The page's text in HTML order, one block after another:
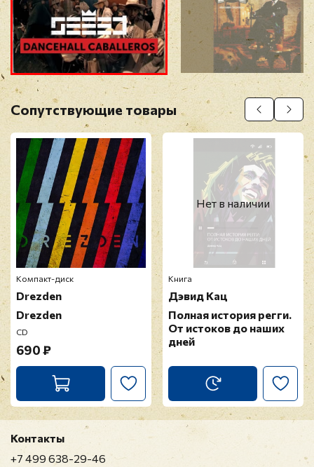
Прикрепить фото
Оставить отзыв
Перед публикацией отзывы проходят
модерацию
Сопутствующие товары
Компакт-диск
Drezden
Drezden
CD
690 ₽
Нет в наличии
Книга
Дэвид Кац
Полная история регги.
От истоков до наших
дней
Контакты
+7 499 638-29-46